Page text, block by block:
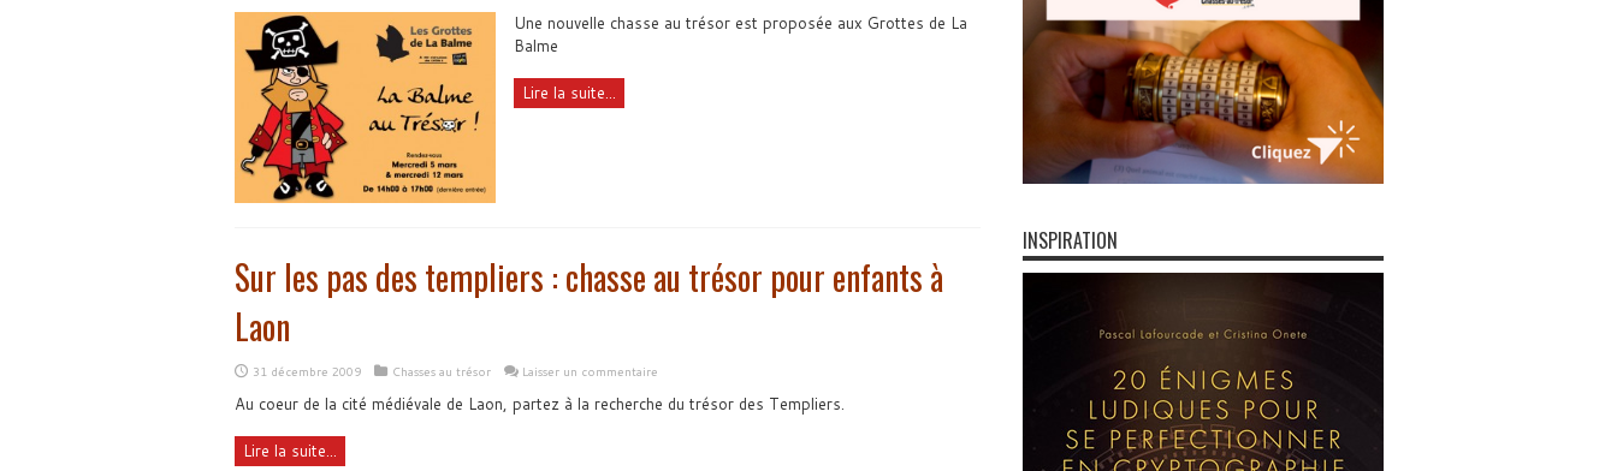
Une nouvelle chasse au trésor est proposée aux Grottes de La
Balme
Lire la suite...
Sur les pas des templiers : chasse au trésor pour enfants à
Laon
31 décembre 2009 Chasses au trésor Laisser un commentaire
Au coeur de la cité médiévale de Laon, partez à la recherche du trésor des Templiers.
Lire la suite...
INSPIRATION